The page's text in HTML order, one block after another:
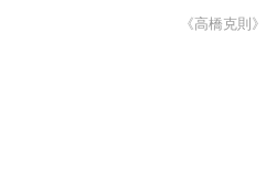
《高橋克則》